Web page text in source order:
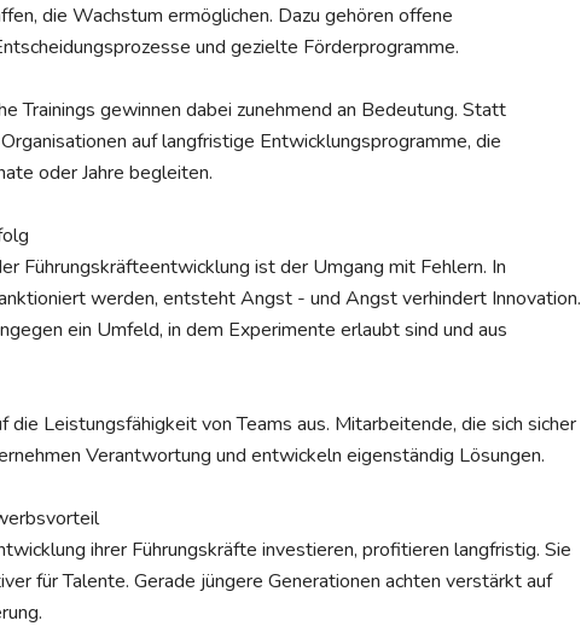
die Wachstum ermöglichen. Dazu gehören offene
und gezielte Förderprogramme.
Trainings gewinnen dabei zunehmend an Bedeutung. Statt
auf langfristige Entwicklungsprogramme, die
oder Jahre begleiten.
Führungskräfteentwicklung ist der Umgang mit Fehlern. In
werden, entsteht Angst - und Angst verhindert Innovation.
ein Umfeld, in dem Experimente erlaubt sind und aus
Leistungsfähigkeit von Teams aus. Mitarbeitende, die sich sicher
Verantwortung und entwickeln eigenständig Lösungen.
ihrer Führungskräfte investieren, profitieren langfristig. Sie
für Talente. Gerade jüngere Generationen achten verstärkt auf